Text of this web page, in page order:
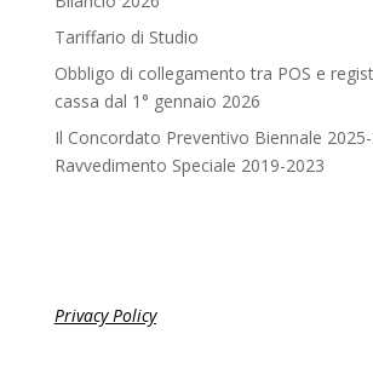
Tariffario di Studio
Obbligo di collegamento tra POS e
cassa dal 1° gennaio 2026
Il Concordato Preventivo Biennale
Ravvedimento Speciale 2019-2023
Privacy Policy